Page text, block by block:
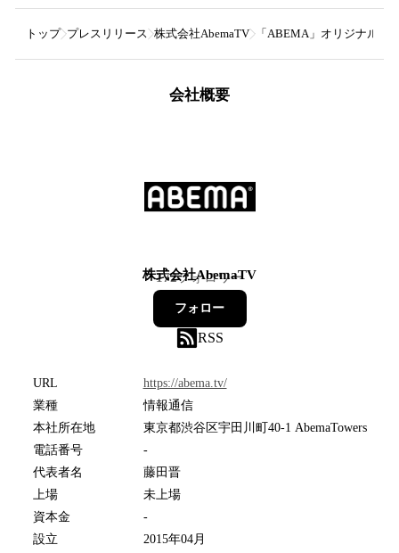
トップ プレスリリース 株式会社AbemaTV 「ABEMA」オリジナル“
会社概要
株式会社AbemaTV
172フォロワー
フォロー
RSS
URL
https://abema.tv/
業種
情報通信
本社所在地
東京都渋谷区宇田川町40-1 AbemaTowers
電話番号
-
代表者名
藤田晋
上場
未上場
資本金
-
設立
2015年04月